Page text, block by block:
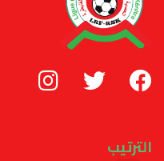
الترتيب